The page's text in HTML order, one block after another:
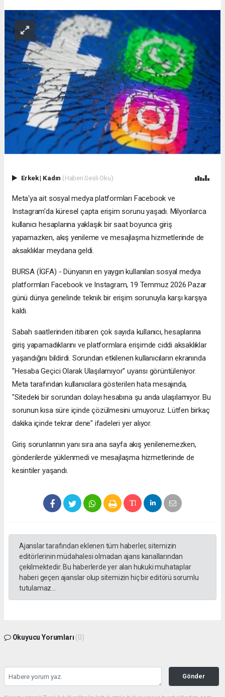
Erkek| Kadın (Haberi Sesli Oku)
Meta'ya ait sosyal medya platformları Facebook ve
Instagram'da küresel çapta erişim sorunu yaşadı. Milyonlarca
kullanıcı hesaplarına yaklaşık bir saat boyunca giriş
yapamazken, akış yenileme ve mesajlaşma hizmetlerinde de
aksaklıklar meydana geldi.
BURSA (İGFA) - Dünyanın en yaygın kullanılan sosyal medya
platformları Facebook ve Instagram, 19 Temmuz 2026 Pazar
günü dünya genelinde teknik bir erişim sorunuyla karşı karşıya
kaldı.
Sabah saatlerinden itibaren çok sayıda kullanıcı, hesaplarına
giriş yapamadıklarını ve platformlara erişimde ciddi aksaklıklar
yaşandığını bildirdi. Sorundan etkilenen kullanıcıların ekranında
"Hesaba Geçici Olarak Ulaşılamıyor" uyarısı görüntüleniyor.
Meta tarafından kullanıcılara gösterilen hata mesajında,
"Sitedeki bir sorundan dolayı hesabına şu anda ulaşılamıyor. Bu
sorunun kısa süre içinde çözülmesini umuyoruz. Lütfen birkaç
dakika içinde tekrar dene" ifadeleri yer alıyor.
Giriş sorunlarının yanı sıra ana sayfa akış yenilenemezken,
gönderilerde yüklenmedi ve mesajlaşma hizmetlerinde de
kesintiler yaşandı.
Ajanslar tarafından eklenen tüm haberler, sitemizin
editörlerinin müdahalesi olmadan ajans kanallarından
çekilmektedir. Bu haberlerde yer alan hukuki muhataplar
haberi geçen ajanslar olup sitemizin hiç bir editörü sorumlu
tutulamaz...
Okuyucu Yorumları (0)
Gönder